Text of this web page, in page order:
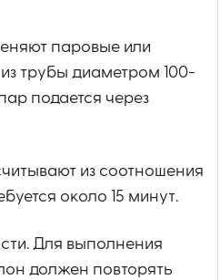
паровые или
трубы диаметром 100-
подается через
из соотношения
около 15 минут.
Для выполнения
должен повторять